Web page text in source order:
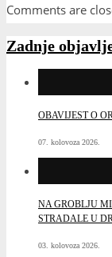
Comments are
Zadnje
OBAVIJEST O
07. kolovoza 2026.
NA GROBLJU
STRADALE U
03. kolovoza 2026.